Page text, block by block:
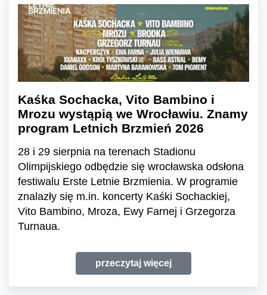
Kaśka Sochacka, Vito Bambino i
Mrozu wystąpią we Wrocławiu. Znamy
program Letnich Brzmień 2026
28 i 29 sierpnia na terenach Stadionu
Olimpijskiego odbędzie się wrocławska odsłona
festiwalu Erste Letnie Brzmienia. W programie
znalazły się m.in. koncerty Kaśki Sochackiej,
Vito Bambino, Mroza, Ewy Farnej i Grzegorza
Turnaua.
przeczytaj więcej